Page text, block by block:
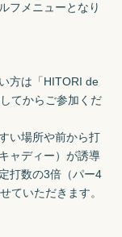
フメニューとなり
方は「HITORI de
てからご参加くだ
い場所や前から打
ャディー）が誘導
打数の3倍（パー4
ていただきます。